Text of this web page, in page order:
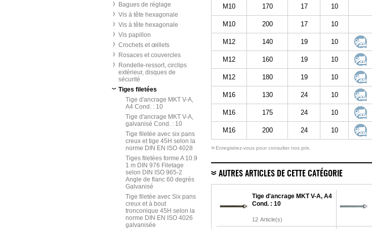
Bagues de réglage
Vis à tête hexagonale
Vis à tête hexagonale
Vis papillon
Crochets et œillets
Rosaces et couvercles
Rondelle-ressort, circlips
extérieur, disques de
sécurité
Tiges filetées
Tige d'ancrage MKT V-A,
A4 Cond. : 10
Tige d'ancrage MKT V-A,
galvanisé Cond. : 10
Tige filetée avec six pans
creux et tige 45H selon la
norme DIN EN ISO 4028
Tiges filetées forme A 10.9
1 m DIN 976 Filetage
selon DIN ISO 965-2
Angle de flanc 60 degrés
Galvanisé
Tige filetée avec Six pans
creux et à bout
tronconique 45H selon la
norme DIN EN ISO 4026
galvanisée
M10 170 17 10
M10 200 17 10
M12 140 19 10
M12 160 19 10
M12 180 19 10
M16 130 24 10
M16 175 24 10
M16 200 24 10
» Enregistrez-vous pour consulter nos prix.
AUTRES ARTICLES DE CETTE CATÉGORIE
Tige d'ancrage MKT V-A, A4
Cond. : 10
12 Article(s)